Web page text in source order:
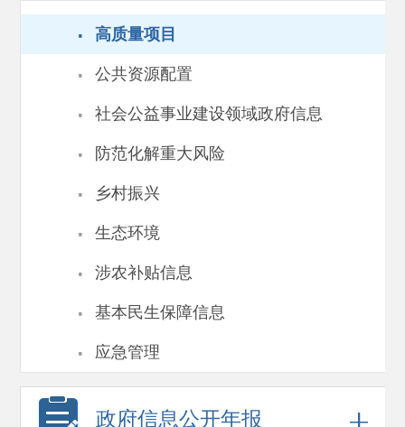
· 高质量项目
· 公共资源配置
· 社会公益事业建设领域政府信息
· 防范化解重大风险
· 乡村振兴
· 生态环境
· 涉农补贴信息
· 基本民生保障信息
· 应急管理
政府信息公开年报